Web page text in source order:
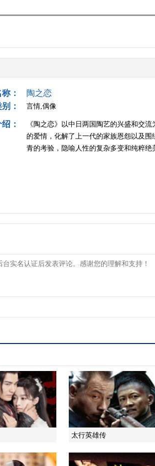
：
陶之恋
：
言情,偶像
：
《陶之恋》以中日两国陶艺的兴盛和交
的爱情，化解了上一代的家族恩怨以及
青的考验，隐喻人性的复杂多变和纯粹绝
太行英雄传